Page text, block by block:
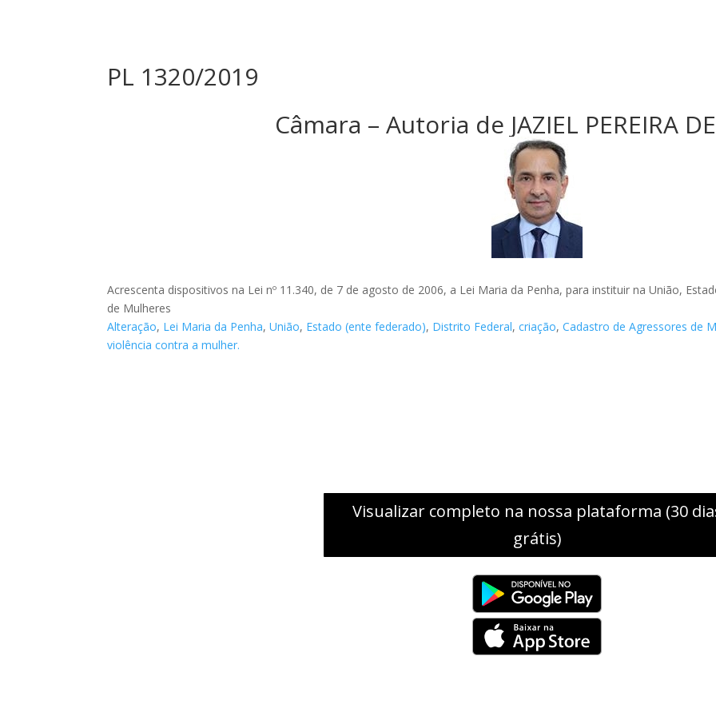
PL 1320/2019
Câmara – Autoria de JAZIEL PEREIRA
Acrescenta dispositivos na Lei nº 11.340, de 7 de agosto de 2006, a Lei Maria da Penha, para instituir na União,
de Mulheres
Alteração, Lei Maria da Penha,União, Estado (ente federado), Distrito Federal,criação,Cadastro de Agressores de
violência contra a mulher.
Visualizar completo na nossa plataforma (30
grátis)